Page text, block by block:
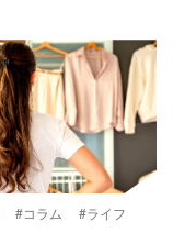
#コラム #ライフ